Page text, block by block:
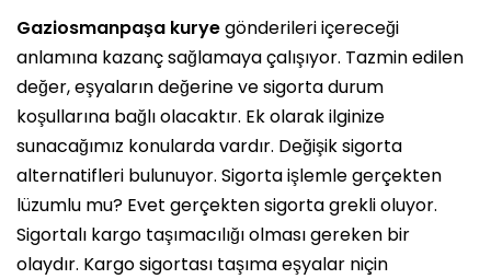
Gaziosmanpaşa kuryegönderileri içereceği
anlamına kazanç sağlamaya çalışıyor. Tazmin edilen
değer, eşyaların değerine ve sigorta durum
koşullarına bağlı olacaktır. Ek olarak ilginize
sunacağımız konularda vardır. Değişik sigorta
alternatifleri bulunuyor. Sigorta işlemle gerçekten
lüzumlu mu? Evet gerçekten sigorta grekli oluyor.
Sigortalı kargo taşımacılığı olması gereken bir
olaydır. Kargo sigortası taşıma eşyalar niçin